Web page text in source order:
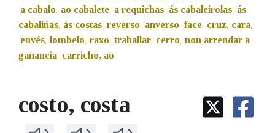
Marcas gramaticais
Pertence a
BUSCA
a cabalo ao cabalete a requichas ás cabaleirolas ás
cabaliñas ás costas reverso anverso face cruz cara
envés lombelo raxo traballar cerro non arrendar a
ganancia carricho, ao
costo, costa